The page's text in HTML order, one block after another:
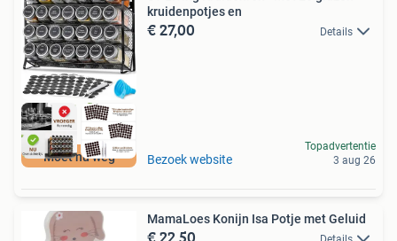
Moet nu weg
kruidenpotjes en
€ 27,00 Details
Bezoek website
Topadvertentie
3 aug 26
MamaLoes Konijn Isa Potje met Geluid